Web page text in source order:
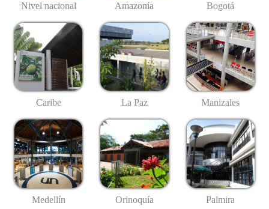
Nivel nacional Amazonía Bogotá
Caribe La Paz Manizales
Medellín Orinoquía Palmira